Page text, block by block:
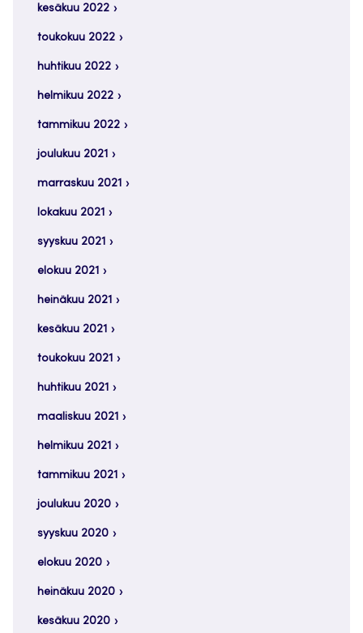
kesäkuu 2022
toukokuu 2022
huhtikuu 2022
helmikuu 2022
tammikuu 2022
joulukuu 2021
marraskuu 2021
lokakuu 2021
syyskuu 2021
elokuu 2021
heinäkuu 2021
kesäkuu 2021
toukokuu 2021
huhtikuu 2021
maaliskuu 2021
helmikuu 2021
tammikuu 2021
joulukuu 2020
syyskuu 2020
elokuu 2020
heinäkuu 2020
kesäkuu 2020